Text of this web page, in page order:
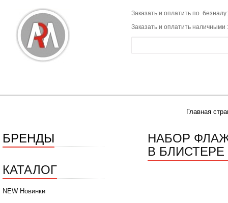
Заказать и оплатить по
Заказать и оплатить наличными
Главная
БРЕНДЫ
КАТАЛОГ
NEW Новинки
НАБОР
В БЛИСТЕРЕ